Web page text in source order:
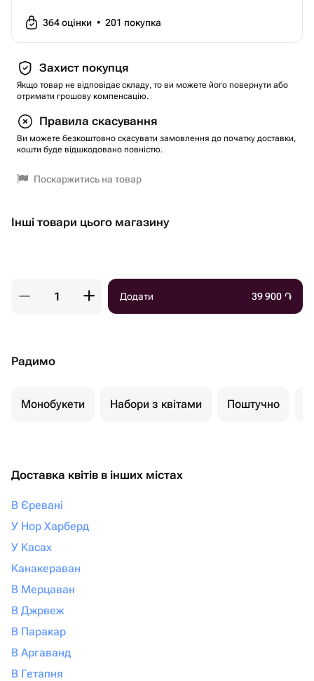
364оцінки • 201 покупка
Захист покупця
Якщо товар не відповідає складу, то ви можете його повернути або
отримати грошову компенсацію.
Правила скасування
Ви можете безкоштовно скасувати замовлення до початку доставки,
кошти буде відшкодовано повністю.
Поскаржитись на товар
Інші товари цього магазину
Додати 39 900 ֏
Радимо
Монобукети Набори з квітами Поштучно
Доставка квітів в інших містах
В Єревані
У Нор Харберд
У Касах
Канакераван
В Мерцаван
В Джрвеж
В Паракар
В Аргаванд
В Гетапня